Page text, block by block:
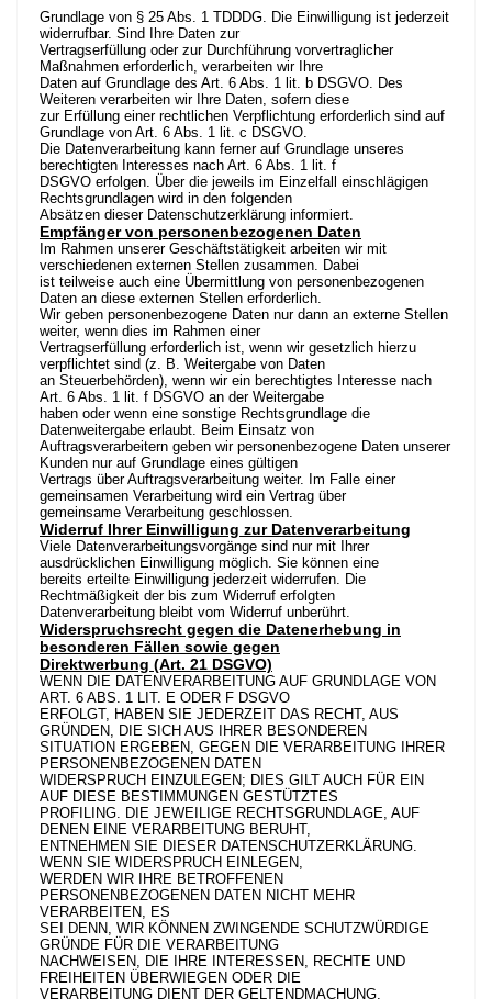
Grundlage von § 25 Abs. 1 TDDDG. Die Einwilligung ist jederzeit
widerrufbar. Sind Ihre Daten zur
Vertragserfüllung oder zur Durchführung vorvertraglicher
Maßnahmen erforderlich, verarbeiten wir Ihre
Daten auf Grundlage des Art. 6 Abs. 1 lit. b DSGVO. Des
Weiteren verarbeiten wir Ihre Daten, sofern diese
zur Erfüllung einer rechtlichen Verpflichtung erforderlich sind auf
Grundlage von Art. 6 Abs. 1 lit. c DSGVO.
Die Datenverarbeitung kann ferner auf Grundlage unseres
berechtigten Interesses nach Art. 6 Abs. 1 lit. f
DSGVO erfolgen. Über die jeweils im Einzelfall einschlägigen
Rechtsgrundlagen wird in den folgenden
Absätzen dieser Datenschutzerklärung informiert.
Empfänger von personenbezogenen Daten
Im Rahmen unserer Geschäftstätigkeit arbeiten wir mit
verschiedenen externen Stellen zusammen. Dabei
ist teilweise auch eine Übermittlung von personenbezogenen
Daten an diese externen Stellen erforderlich.
Wir geben personenbezogene Daten nur dann an externe Stellen
weiter, wenn dies im Rahmen einer
Vertragserfüllung erforderlich ist, wenn wir gesetzlich hierzu
verpflichtet sind (z. B. Weitergabe von Daten
an Steuerbehörden), wenn wir ein berechtigtes Interesse nach
Art. 6 Abs. 1 lit. f DSGVO an der Weitergabe
haben oder wenn eine sonstige Rechtsgrundlage die
Datenweitergabe erlaubt. Beim Einsatz von
Auftragsverarbeitern geben wir personenbezogene Daten unserer
Kunden nur auf Grundlage eines gültigen
Vertrags über Auftragsverarbeitung weiter. Im Falle einer
gemeinsamen Verarbeitung wird ein Vertrag über
gemeinsame Verarbeitung geschlossen.
Widerruf Ihrer Einwilligung zur Datenverarbeitung
Viele Datenverarbeitungsvorgänge sind nur mit Ihrer
ausdrücklichen Einwilligung möglich. Sie können eine
bereits erteilte Einwilligung jederzeit widerrufen. Die
Rechtmäßigkeit der bis zum Widerruf erfolgten
Datenverarbeitung bleibt vom Widerruf unberührt.
Widerspruchsrecht gegen die Datenerhebung in
besonderen Fällen sowie gegen
Direktwerbung (Art. 21 DSGVO)
WENN DIE DATENVERARBEITUNG AUF GRUNDLAGE VON
ART. 6 ABS. 1 LIT. E ODER F DSGVO
ERFOLGT, HABEN SIE JEDERZEIT DAS RECHT, AUS
GRÜNDEN, DIE SICH AUS IHRER BESONDEREN
SITUATION ERGEBEN, GEGEN DIE VERARBEITUNG IHRER
PERSONENBEZOGENEN DATEN
WIDERSPRUCH EINZULEGEN; DIES GILT AUCH FÜR EIN
AUF DIESE BESTIMMUNGEN GESTÜTZTES
PROFILING. DIE JEWEILIGE RECHTSGRUNDLAGE, AUF
DENEN EINE VERARBEITUNG BERUHT,
ENTNEHMEN SIE DIESER DATENSCHUTZERKLÄRUNG.
WENN SIE WIDERSPRUCH EINLEGEN,
WERDEN WIR IHRE BETROFFENEN
PERSONENBEZOGENEN DATEN NICHT MEHR
VERARBEITEN, ES
SEI DENN, WIR KÖNNEN ZWINGENDE SCHUTZWÜRDIGE
GRÜNDE FÜR DIE VERARBEITUNG
NACHWEISEN, DIE IHRE INTERESSEN, RECHTE UND
FREIHEITEN ÜBERWIEGEN ODER DIE
VERARBEITUNG DIENT DER GELTENDMACHUNG,